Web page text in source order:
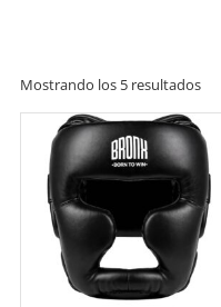
Mostrando los 5 resultados